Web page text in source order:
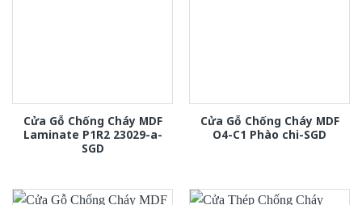
Cửa Gỗ Chống Cháy MDF
Laminate P1R2 23029-a-
SGD
Cửa Gỗ Chống Cháy MDF
O4-C1 Phào chi-SGD